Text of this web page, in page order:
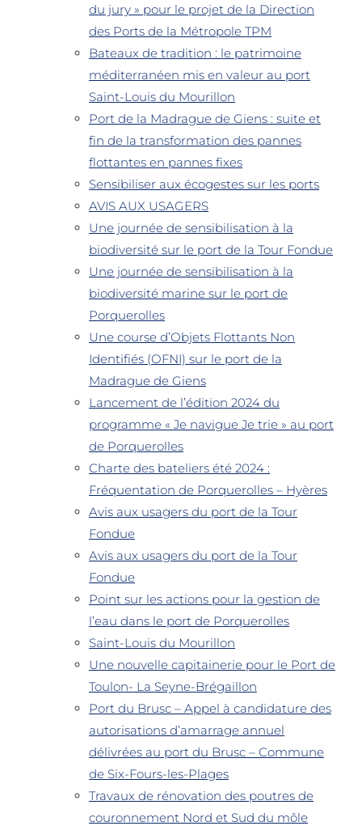
du jury » pour le projet de la Direction
des Ports de la Métropole TPM
Bateaux de tradition : le patrimoine
méditerranéen mis en valeur au port
Saint-Louis du Mourillon
Port de la Madrague de Giens : suite et
fin de la transformation des pannes
flottantes en pannes fixes
Sensibiliser aux écogestes sur les ports
AVIS AUX USAGERS
Une journée de sensibilisation à la
biodiversité sur le port de la Tour Fondue
Une journée de sensibilisation à la
biodiversité marine sur le port de
Porquerolles
Une course d’Objets Flottants Non
Identifiés (OFNI) sur le port de la
Madrague de Giens
Lancement de l’édition 2024 du
programme « Je navigue Je trie » au port
de Porquerolles
Charte des bateliers été 2024 :
Fréquentation de Porquerolles – Hyères
Avis aux usagers du port de la Tour
Fondue
Avis aux usagers du port de la Tour
Fondue
Point sur les actions pour la gestion de
l’eau dans le port de Porquerolles
Saint-Louis du Mourillon
Une nouvelle capitainerie pour le Port de
Toulon- La Seyne-Brégaillon
Port du Brusc – Appel à candidature des
autorisations d’amarrage annuel
délivrées au port du Brusc – Commune
de Six-Fours-les-Plages
Travaux de rénovation des poutres de
couronnement Nord et Sud du môle